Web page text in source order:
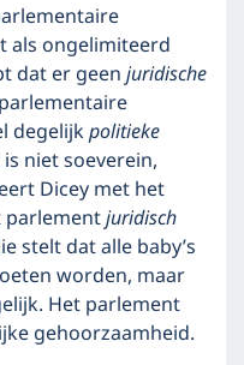
als ongelimiteerd
dat er geenjuridische
degelijkpolitieke
niet soeverein,
Dicey met het
parlementjuridisch
stelt dat alle baby’s
worden, maar
Het parlement
gehoorzaamheid.